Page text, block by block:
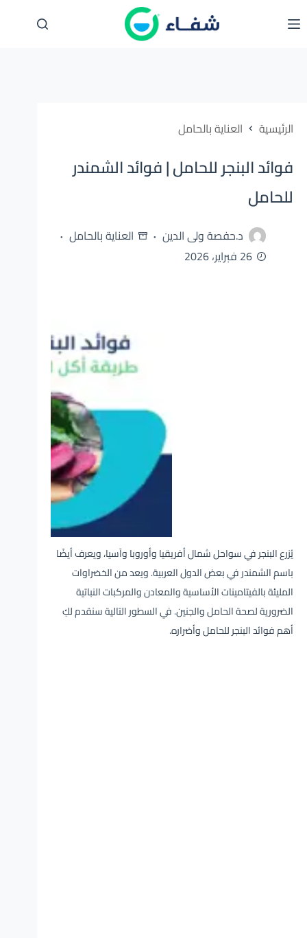
إلى
الرئيسية العناية بالحامل
فوائد البنجر للحامل | فوائد الشمندر
للحامل
د.حفصة ولى الدين
العناية بالحامل
26 فبراير، 2026
يُزرع البنجر في سواحل شمال أفريقيا وأوروبا وآسيا، ويعرف أيضًا
باسم الشمندر في بعض الدول العربية. ويعد من الخضراوات
المليئة بالفيتامينات الأساسية والمعادن والمركبات النباتية
الضرورية لصحة الحامل والجنين. في السطور التالية سنقدم لكِ
أهم فوائد البنجر للحامل وأضراره.